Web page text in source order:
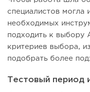
специалистов могла
необходимых
подходить к выбору
критериев выбора,
подобрать более
Тестовый период